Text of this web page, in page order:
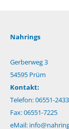
Nahrings
Gerberweg 3
54595 Prüm
Kontakt:
Telefon: 06551-2433
Fax: 06551-7225
eMail: